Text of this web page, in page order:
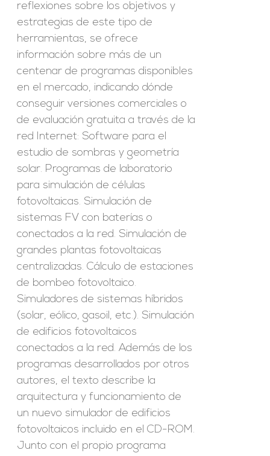
reflexiones sobre los objetivos y
estrategias de este tipo de
herramientas, se ofrece
información sobre más de un
centenar de programas disponibles
en el mercado, indicando dónde
conseguir versiones comerciales o
de evaluación gratuita a través de la
red Internet: Software para el
estudio de sombras y geometría
solar. Programas de laboratorio
para simulación de células
fotovoltaicas. Simulación de
sistemas FV con baterías o
conectados a la red. Simulación de
grandes plantas fotovoltaicas
centralizadas. Cálculo de estaciones
de bombeo fotovoltaico.
Simuladores de sistemas híbridos
(solar, eólico, gasoil, etc.). Simulación
de edificios fotovoltaicos
conectados a la red. Además de los
programas desarrollados por otros
autores, el texto describe la
arquitectura y funcionamiento de
un nuevo simulador de edificios
fotovoltaicos incluido en el CD-ROM.
Junto con el propio programa